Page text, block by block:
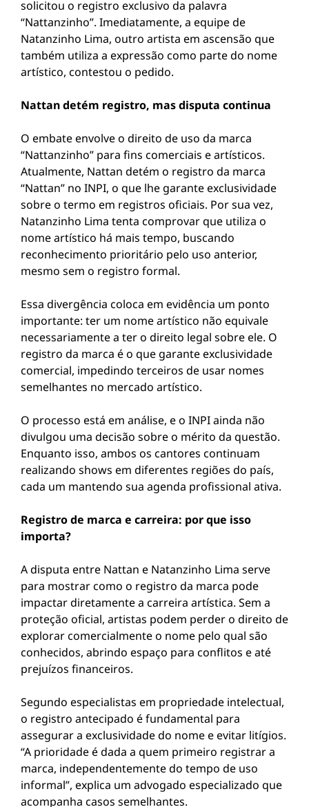
solicitou o registro exclusivo da palavra
“Nattanzinho”. Imediatamente, a equipe de
Natanzinho Lima, outro artista em ascensão que
também utiliza a expressão como parte do nome
artístico, contestou o pedido.
Nattan detém registro, mas disputa continua
O embate envolve o direito de uso da marca
“Nattanzinho” para fins comerciais e artísticos.
Atualmente, Nattan detém o registro da marca
“Nattan” no INPI, o que lhe garante exclusividade
sobre o termo em registros oficiais. Por sua vez,
Natanzinho Lima tenta comprovar que utiliza o
nome artístico há mais tempo, buscando
reconhecimento prioritário pelo uso anterior,
mesmo sem o registro formal.
Essa divergência coloca em evidência um ponto
importante: ter um nome artístico não equivale
necessariamente a ter o direito legal sobre ele. O
registro da marca é o que garante exclusividade
comercial, impedindo terceiros de usar nomes
semelhantes no mercado artístico.
O processo está em análise, e o INPI ainda não
divulgou uma decisão sobre o mérito da questão.
Enquanto isso, ambos os cantores continuam
realizando shows em diferentes regiões do país,
cada um mantendo sua agenda profissional ativa.
Registro de marca e carreira: por que isso
importa?
A disputa entre Nattan e Natanzinho Lima serve
para mostrar como o registro da marca pode
impactar diretamente a carreira artística. Sem a
proteção oficial, artistas podem perder o direito de
explorar comercialmente o nome pelo qual são
conhecidos, abrindo espaço para conflitos e até
prejuízos financeiros.
Segundo especialistas em propriedade intelectual,
o registro antecipado é fundamental para
assegurar a exclusividade do nome e evitar litígios.
“A prioridade é dada a quem primeiro registrar a
marca, independentemente do tempo de uso
informal”, explica um advogado especializado que
acompanha casos semelhantes.